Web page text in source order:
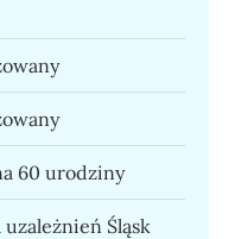
60 urodziny
Śląsk